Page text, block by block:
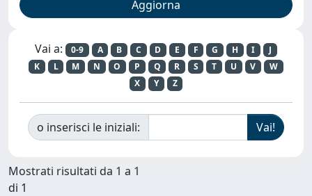
Vai a: 0-9 A B C D E F G H I
J
K
L M N O P Q R S T U V
W
X
Y Z
o inserisci le iniziali:
Mostrati risultati da 1 a 1
di 1